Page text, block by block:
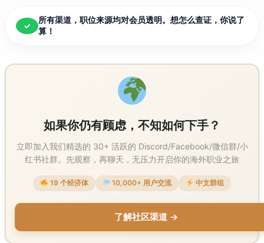
✓
所有渠道，职位来源均对会员透明。想怎么查证，你说了
算！
如果你仍有顾虑，不知如何下手？
立即加入我们精选的 30+ 活跃的 Discord/Facebook/微信群/小
红书社群。先观察，再聊天，无压力开启你的海外职业之旅
19 个经济体 10,000+ 用户交流 中文群组
了解社区渠道 →